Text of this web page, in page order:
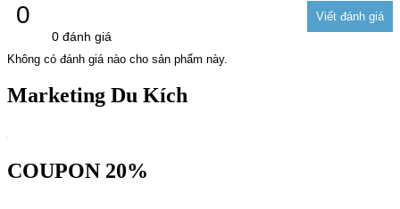
0
0 đánh giá
Không có đánh giá nào cho sản phẩm này.
Marketing Du Kích
COUPON 20%